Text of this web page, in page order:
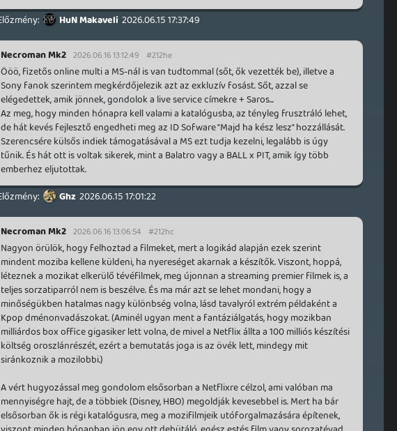
HuN Makaveli 2026.06.15 17:37:49
Necroman Mk2 2026.06.16 13:12:49 #212he
Ööö, fizetős online multi a MS-nál is van tudtommal (sőt, ők vezették be), illetve a
Sony fanok szerintem megkérdőjelezik azt az exkluzív fosást. Sőt, azzal se
elégedettek, amik jönnek, gondolok a live service címekre + Saros...
Az meg, hogy minden hónapra kell valami a katalógusba, az tényleg frusztráló lehet,
de hát kevés fejlesztő engedheti meg az ID Sofware "Majd ha kész lesz" hozzállását.
Szerencsére külsős indiek támogatásával a MS ezt tudja kezelni, legalább is úgy
tűnik. És hát ott is voltak sikerek, mint a Balatro vagy a BALL x PIT, amik így több
emberhez eljutottak.
Ghz 2026.06.15 17:01:22
Necroman Mk2 2026.06.16 13:06:54 #212hc
Nagyon örülök, hogy felhoztad a filmeket, mert a logikád alapján ezek szerint
mindent moziba kellene küldeni, ha nyereséget akarnak a készítők. Viszont, hoppá,
léteznek a mozikat elkerülő tévéfilmek, meg újonnan a streaming premier filmek is, a
teljes sorzatiparról nem is beszélve. És ma már azt se lehet mondani, hogy a
minőségükben hatalmas nagy különbség volna, lásd tavalyról extrém példaként a
Kpop dménonvadászokat. (Aminél ugyan ment a fantáziálgatás, hogy mozikban
milliárdos box office gigasiker lett volna, de mivel a Netflix állta a 100 milliós készítési
költség oroszlánrészét, ezért a bemutatás joga is az övék lett, mindegy mit
siránkoznik a mozilobbi.)
A vért hugyozással meg gondolom elsősorban a Netflixre célzol, ami valóban ma
mennyiségre hajt, de a többiek (Disney, HBO) megoldják kevesebbel is. Mert ha bár
elsősorban ők is régi katalógusra, meg a mozifilmjeik utóforgalmazására építenek,